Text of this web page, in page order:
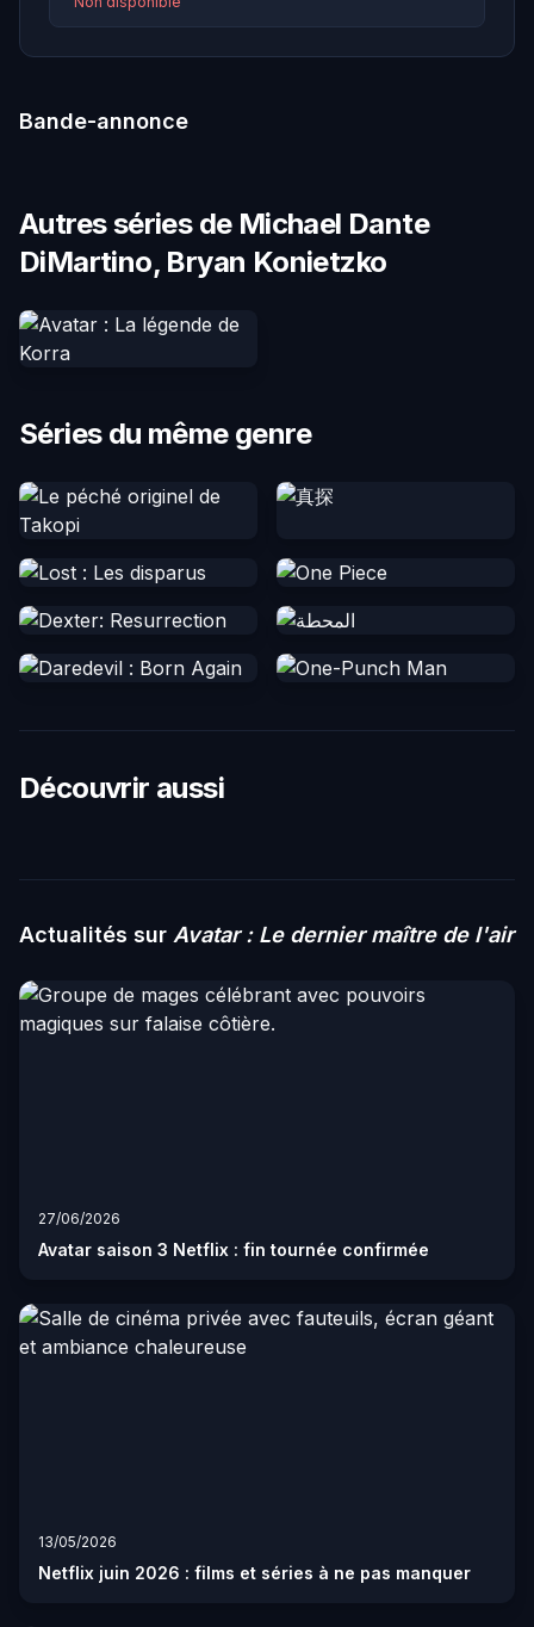
Bande-annonce
Autres séries de Michael Dante
DiMartino, Bryan Konietzko
Séries du même genre
Découvrir aussi
Actualités sur Avatar : Le dernier maître de l'air
27/06/2026
Avatar saison 3 Netflix : fin tournée confirmée
13/05/2026
Netflix juin 2026 : films et séries à ne pas manquer